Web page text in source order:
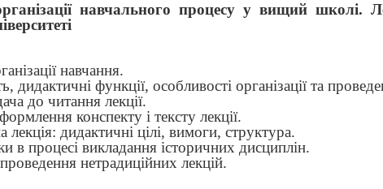
навчального процесу у вищий школі.
навчання.
дидактичні функції, особливості організації та
до читання лекції.
конспекту і тексту лекції.
лекція: дидактичні цілі, вимоги, структура.
в процесі викладання історичних дисциплін.
нетрадиційних лекцій.